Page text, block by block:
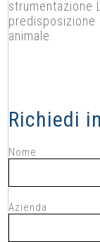
strumentazione
predisposizione
animale.
Richiedi
Nome
Azienda